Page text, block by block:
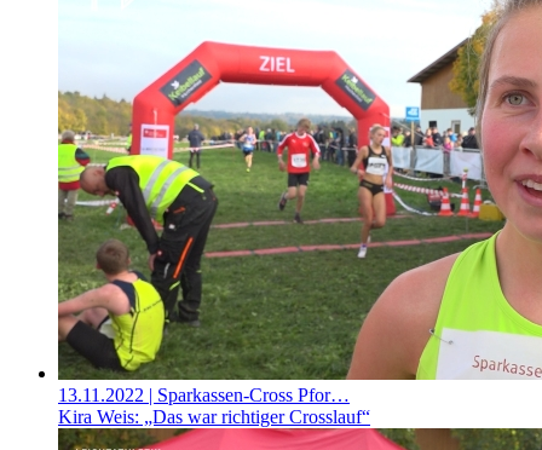
13.11.2022 | Sparkassen-Cross Pfor…
Kira Weis: „Das war richtiger Crosslauf“